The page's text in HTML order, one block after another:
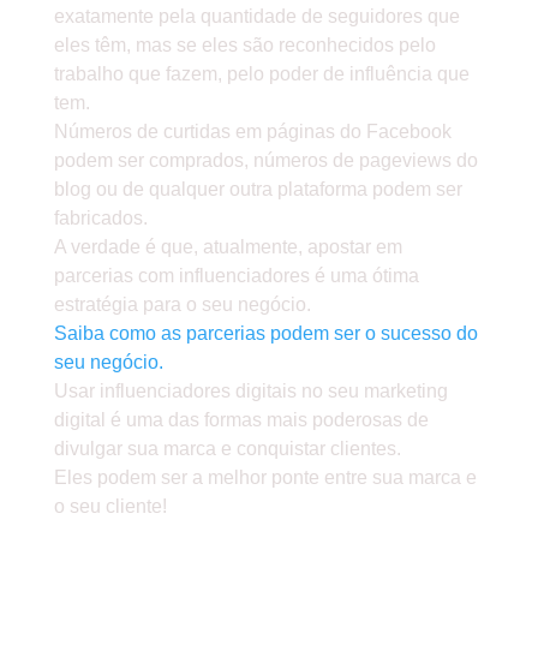
exatamente pela quantidade de seguidores que
eles têm, mas se eles são reconhecidos pelo
trabalho que fazem, pelo poder de influência que
tem.
Números de curtidas em páginas do Facebook
podem ser comprados, números de pageviews do
blog ou de qualquer outra plataforma podem ser
fabricados.
A verdade é que, atualmente, apostar em
parcerias com influenciadores é uma ótima
estratégia para o seu negócio.
Saiba como as parcerias podem ser o sucesso do
seu negócio.
Usar influenciadores digitais no seu marketing
digital é uma das formas mais poderosas de
divulgar sua marca e conquistar clientes.
Eles podem ser a melhor ponte entre sua marca e
o seu cliente!